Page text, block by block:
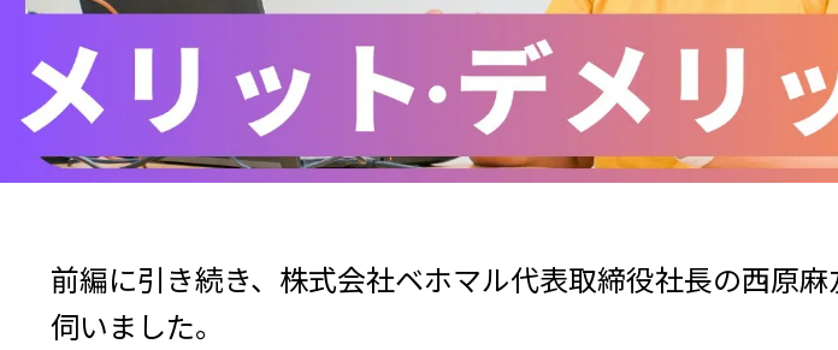
前編に引き続き、株式会社ベホマル代表取締役社長の西原
伺いました。